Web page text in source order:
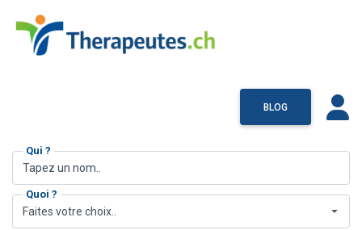
BLOG
Qui ?
Quoi ?
Faites votre choix..